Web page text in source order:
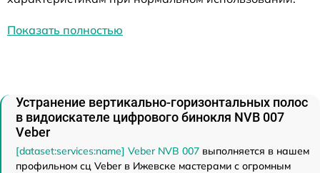
Показать полностью
Устранение вертикально-горизонтальных полос
в видоискателе цифрового бинокля NVB 007
Veber
[dataset:services:name] Veber NVB 007 выполняется в нашем
профильном сц Veber в Ижевске мастерами с огромным